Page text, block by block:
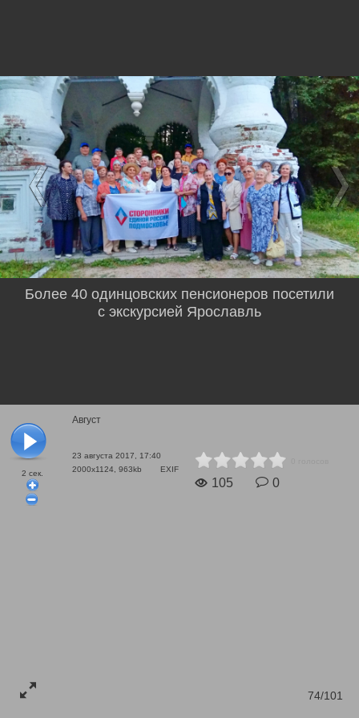
2 сек.
Август
23 августа 2017, 17:40
2000x1124, 963kb
EXIF
105 0
74/101
Более 40 одинцовских пенсионеров посетили
с экскурсией Ярославль